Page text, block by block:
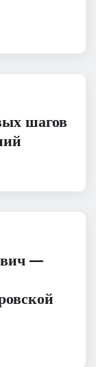
шагов
—